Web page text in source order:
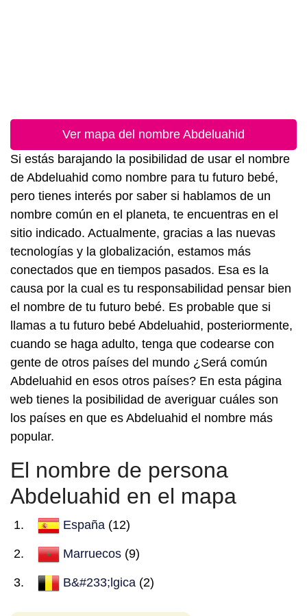
Ver mapa del nombre Abdeluahid
Si estás barajando la posibilidad de usar el nombre
de Abdeluahid como nombre para tu futuro bebé,
pero tienes interés por saber si hablamos de un
nombre común en el planeta, te encuentras en el
sitio indicado. Actualmente, gracias a las nuevas
tecnologías y la globalización, estamos más
conectados que en tiempos pasados. Esa es la
causa por la cual es tu responsabilidad pensar bien
el nombre de tu futuro bebé. Es probable que si
llamas a tu futuro bebé Abdeluahid, posteriormente,
cuando se haga adulto, tenga que codearse con
gente de otros países del mundo ¿Será común
Abdeluahid en esos otros países? En esta página
web tienes la posibilidad de averiguar cuáles son
los países en que es Abdeluahid el nombre más
popular.
El nombre de persona
Abdeluahid en el mapa
España (12)
Marruecos (9)
B&#233;lgica (2)